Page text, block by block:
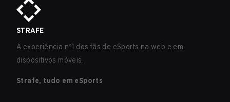
STRAFE
A experiência nº1 dos fãs de eSports na web e em
dispositivos móveis.
Strafe, tudo em eSports